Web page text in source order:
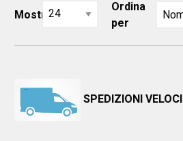
Mostra
Ordina
per
SPEDIZIONI VELOCI